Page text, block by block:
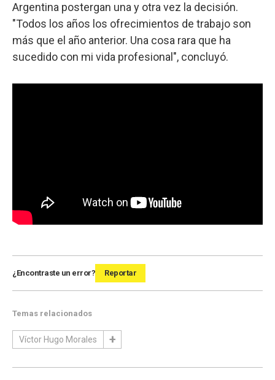
Argentina postergan una y otra vez la decisión.
"Todos los años los ofrecimientos de trabajo son
más que el año anterior. Una cosa rara que ha
sucedido con mi vida profesional", concluyó.
¿Encontraste un error? Reportar
Temas relacionados
Víctor Hugo Morales